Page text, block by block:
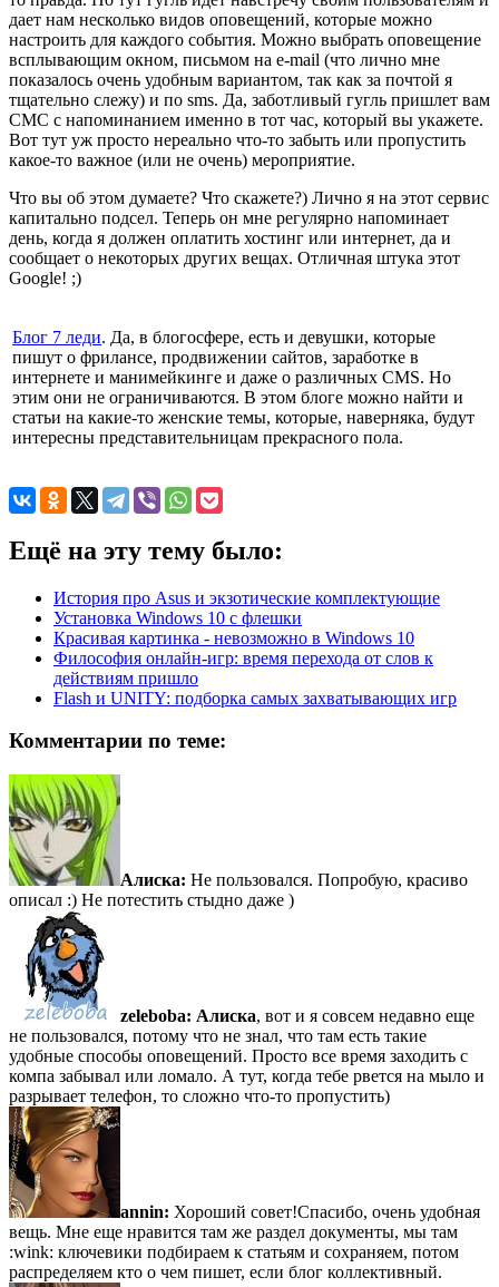
дает нам несколько видов оповещений, которые можно
настроить для каждого события. Можно выбрать оповещение
всплывающим окном, письмом на e-mail (что лично мне
показалось очень удобным вариантом, так как за почтой я
тщательно слежу) и по sms. Да, заботливый гугль пришлет вам
СМС с напоминанием именно в тот час, который вы укажете.
Вот тут уж просто нереально что-то забыть или пропустить
какое-то важное (или не очень) мероприятие.
Что вы об этом думаете? Что скажете?) Лично я на этот сервис
капитально подсел. Теперь он мне регулярно напоминает
день, когда я должен оплатить хостинг или интернет, да и
сообщает о некоторых других вещах. Отличная штука этот
Google! ;)
Блог 7 леди. Да, в блогосфере, есть и девушки, которые
пишут о фрилансе, продвижении сайтов, заработке в
интернете и манимейкинге и даже о различных CMS. Но
этим они не ограничиваются. В этом блоге можно найти и
статьи на какие-то женские темы, которые, наверняка, будут
интересны представительницам прекрасного пола.
Ещё на эту тему было:
История про Asus и экзотические комплектующие
Установка Windows 10 с флешки
Красивая картинка - невозможно в Windows 10
Философия онлайн-игр: время перехода от слов к
действиям пришло
Flash и UNITY: подборка самых захватывающих игр
Комментарии по теме:
Алиска: Не пользовался. Попробую, красиво
описал :) Не потестить стыдно даже )
zeleboba: Алиска, вот и я совсем недавно еще
не пользовался, потому что не знал, что там есть такие
удобные способы оповещений. Просто все время заходить с
компа забывал или ломало. А тут, когда тебе рвется на мыло и
разрывает телефон, то сложно что-то пропустить)
annin: Хороший совет!Спасибо, очень удобная
вещь. Мне еще нравится там же раздел документы, мы там
:wink: ключевики подбираем к статьям и сохраняем, потом
распределяем кто о чем пишет, если блог коллективный.